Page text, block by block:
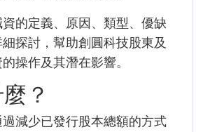
的定義、原因、類型、優缺
探討，幫助創圓科技股東及
操作及其潛在影響。
？
減少已發行股本總額的方式